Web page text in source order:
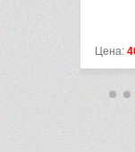
Цена: